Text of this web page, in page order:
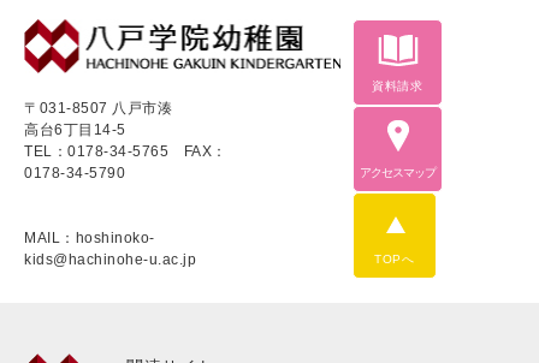
〒031-8507 八戸市湊
高台6丁目14-5
TEL：0178-34-5765 FAX：
0178-34-5790
MAIL：hoshinoko-
kids@hachinohe-u.ac.jp
資料請求
アクセスマップ
TOPへ